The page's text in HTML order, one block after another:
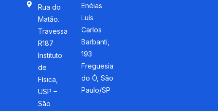
Rua do
Matão.
Travessa
R187
Instituto
de
Física,
USP –
São
Enéias
Luís
Carlos
Barbanti,
193
Freguesia
do Ó, São
Paulo/SP